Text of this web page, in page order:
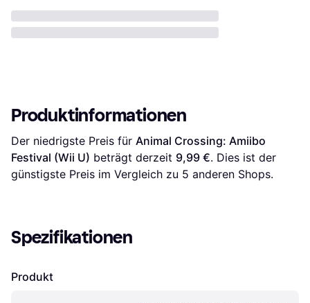
Produktinformationen
Der niedrigste Preis für Animal Crossing: Amiibo
Festival (Wii U) beträgt derzeit 9,99 €. Dies ist der
günstigste Preis im Vergleich zu 5 anderen Shops.
Spezifikationen
Produkt